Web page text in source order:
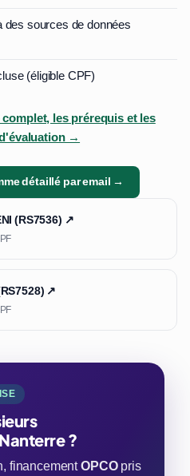
sources de données
(éligible CPF)
les prérequis et les
→
détaillé par email →
(RS7536) ↗
↗
?
financementOPCOpris